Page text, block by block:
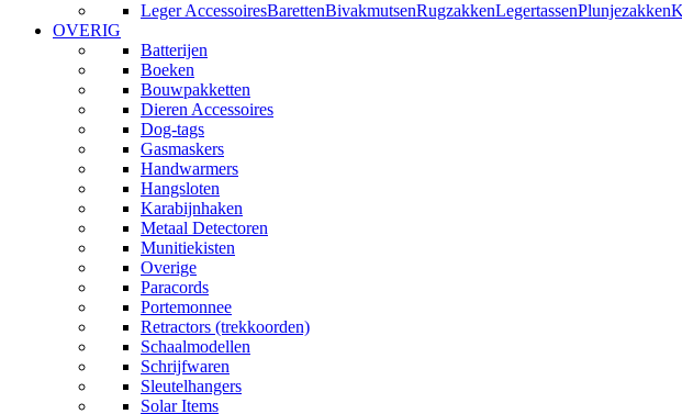
Leger AccessoiresBarettenBivakmutsenRugzakkenLegertassenPlunjezakken
OVERIG
Batterijen
Boeken
Bouwpakketten
Dieren Accessoires
Dog-tags
Gasmaskers
Handwarmers
Hangsloten
Karabijnhaken
Metaal Detectoren
Munitiekisten
Overige
Paracords
Portemonnee
Retractors (trekkoorden)
Schaalmodellen
Schrijfwaren
Sleutelhangers
Solar Items